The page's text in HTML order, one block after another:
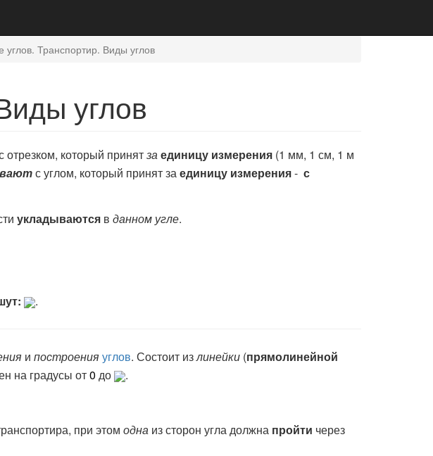
углов. Транспортир. Виды углов
углов
отрезком, который принятзаединицу измерения (1 мм, 1 см, 1 м
с углом, который принят заединицу измерения- с
укладываются в данном угле.
.
и построенияуглов. Состоит излинейки (прямолинейной
на градусы от0 до .
при этом одна из сторон угла должна пройти через